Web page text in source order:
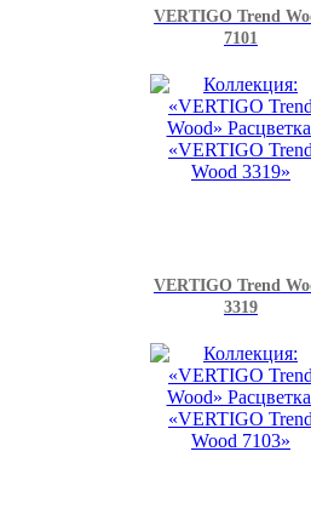
VERTIGO Trend
7101
VERTIGO Trend
3319